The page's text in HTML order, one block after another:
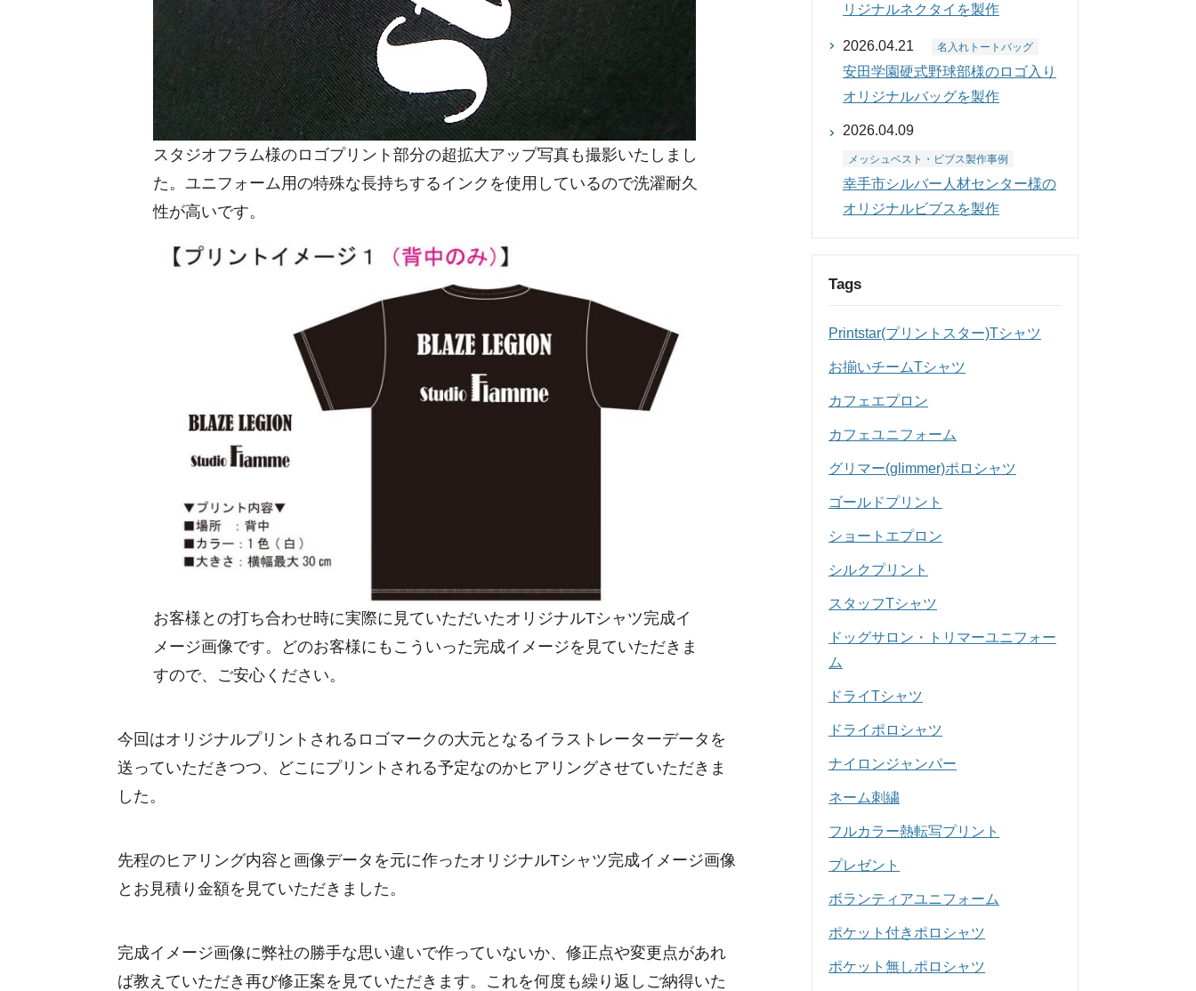
スタジオフラム様のロゴプリント部分の超拡大アップ写真も撮影いたしまし
た。ユニフォーム用の特殊な長持ちするインクを使用しているので洗濯耐久
性が高いです。
お客様との打ち合わせ時に実際に見ていただいたオリジナルTシャツ完成イ
メージ画像です。どのお客様にもこういった完成イメージを見ていただきま
すので、ご安心ください。
今回はオリジナルプリントされるロゴマークの大元となるイラストレーターデータを
送っていただきつつ、どこにプリントされる予定なのかヒアリングさせていただきま
した。
先程のヒアリング内容と画像データを元に作ったオリジナルTシャツ完成イメージ画像
とお見積り金額を見ていただきました。
完成イメージ画像に弊社の勝手な思い違いで作っていないか、修正点や変更点があれ
ば教えていただき再び修正案を見ていただきます。これを何度も繰り返しご納得いた
リジナルネクタイを製作
2026.04.21 名入れトートバッグ
安田学園硬式野球部様のロゴ入り
オリジナルバッグを製作
2026.04.09
メッシュベスト・ビブス製作事例
幸手市シルバー人材センター様の
オリジナルビブスを製作
Tags
Printstar(プリントスター)Tシャツ
お揃いチームTシャツ
カフェエプロン
カフェユニフォーム
グリマー(glimmer)ポロシャツ
ゴールドプリント
ショートエプロン
シルクプリント
スタッフTシャツ
ドッグサロン・トリマーユニフォー
ム
ドライTシャツ
ドライポロシャツ
ナイロンジャンパー
ネーム刺繍
フルカラー熱転写プリント
プレゼント
ボランティアユニフォーム
ポケット付きポロシャツ
ポケット無しポロシャツ